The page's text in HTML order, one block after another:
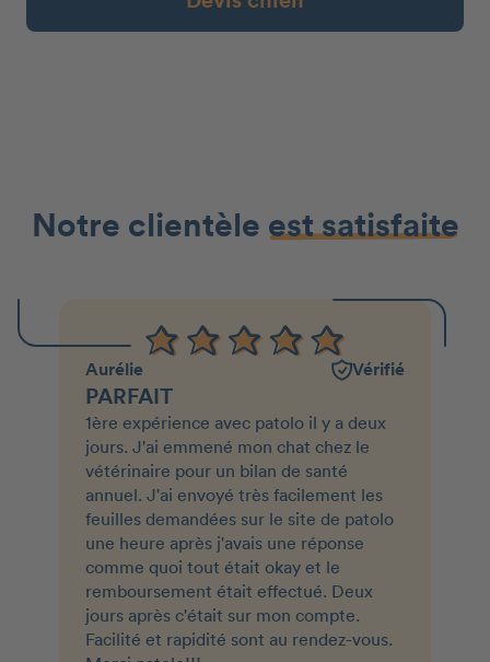
Notre clientèle est satisfaite
Aurélie Vérifié
PARFAIT
1ère expérience avec patolo il y a deux
jours. J'ai emmené mon chat chez le
vétérinaire pour un bilan de santé
annuel. J'ai envoyé très facilement les
feuilles demandées sur le site de patolo
une heure après j'avais une réponse
comme quoi tout était okay et le
remboursement était effectué. Deux
jours après c'était sur mon compte.
Facilité et rapidité sont au rendez-vous.